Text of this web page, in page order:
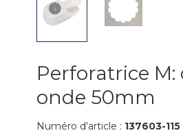
Perforatrice M:
onde 50mm
Numéro d'article : 137603-115